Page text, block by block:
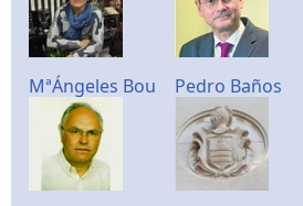
MªÁngeles Bou Pedro Baños